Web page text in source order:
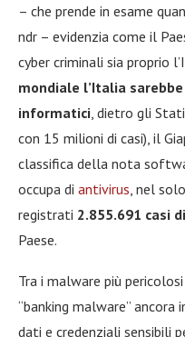
– che prende in esame
ndr – evidenzia come il
cyber criminali sia proprio
mondiale l’Italia
informatici , dietro gli
con 15 milioni di casi), il
classifica della nota
occupa di antivirus , nel
registrati 2.855.691 casi
Paese.
Tra i malware più
“banking malware” ancora
dati e credenziali sensibili